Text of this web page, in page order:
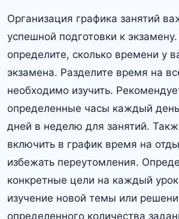
Организация графика занятий
успешной подготовки к
определите, сколько времени у
экзамена. Разделите время на
необходимо изучить.
определенные часы каждый
дней в неделю для занятий.
включить в график время на
избежать переутомления.
конкретные цели на каждый
изучение новой темы или
определенного количества